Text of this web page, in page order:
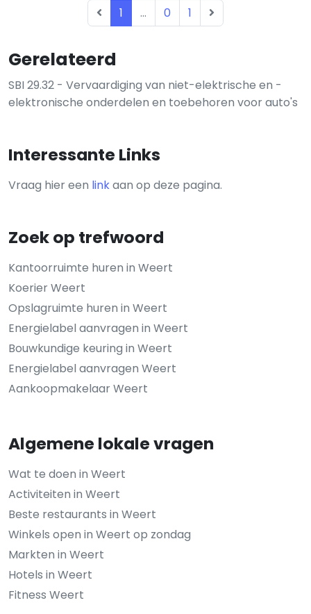
Gerelateerd
SBI 29.32 - Vervaardiging van niet-elektrische en -
elektronische onderdelen en toebehoren voor auto's
Interessante Links
Vraag hier een linkaan op deze pagina.
Zoek op trefwoord
Kantoorruimte huren in Weert
Koerier Weert
Opslagruimte huren in Weert
Energielabel aanvragen in Weert
Bouwkundige keuring in Weert
Energielabel aanvragen Weert
Aankoopmakelaar Weert
Algemene lokale vragen
Wat te doen in Weert
Activiteiten in Weert
Beste restaurants in Weert
Winkels open in Weert op zondag
Markten in Weert
Hotels in Weert
Fitness Weert
1 ... 0 1